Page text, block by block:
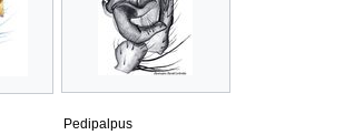
Pedipalpus